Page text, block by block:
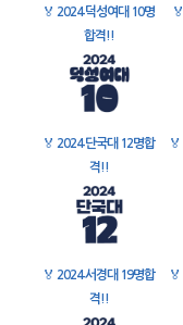
🏅 2024 덕성여대 10명
합격!!
🏅
🏅 2024 단국대 12명합
격!!
🏅
🏅 2024 서경대 19명합
격!!
🏅